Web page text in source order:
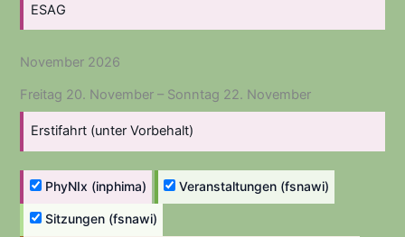
ESAG
November 2026
Freitag 20. November – Sonntag 22. November
Erstifahrt (unter Vorbehalt)
PhyNIx (inphima) Veranstaltungen (fsnawi)
Sitzungen (fsnawi)